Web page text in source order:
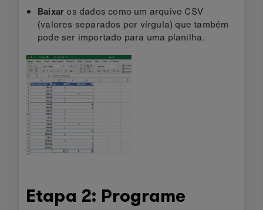
Baixar os dados como um arquivo CSV
(valores separados por vírgula) que também
pode ser importado para uma planilha.
Etapa 2: Programe